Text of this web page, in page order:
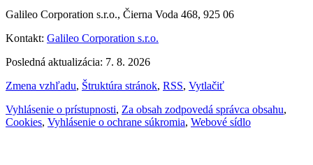
Galileo Corporation s.r.o., Čierna Voda 468, 925 06
Kontakt: Galileo Corporation s.r.o.
Posledná aktualizácia: 7. 8. 2026
Zmena vzhľadu, Štruktúra stránok, RSS, Vytlačiť
Vyhlásenie o prístupnosti, Za obsah zodpovedá správca obsahu,
Cookies, Vyhlásenie o ochrane súkromia, Webové sídlo